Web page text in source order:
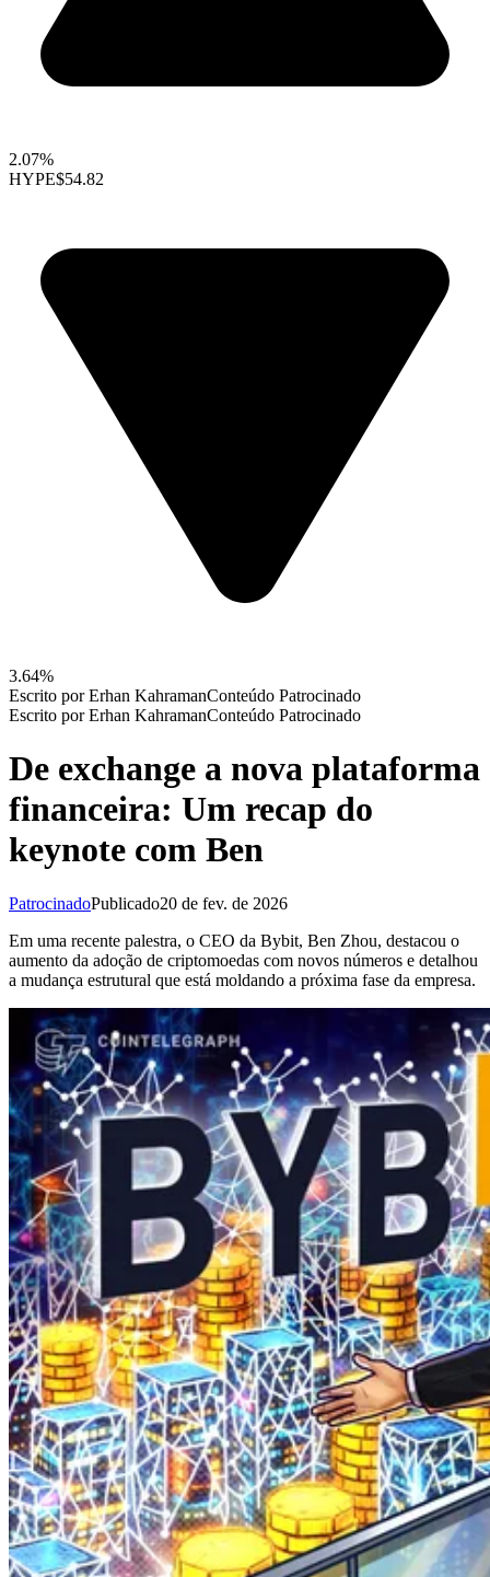
2.07%
HYPE$54.82
3.64%
Escrito porErhan KahramanConteúdo Patrocinado
Escrito porErhan KahramanConteúdo Patrocinado
De exchange a nova plataforma
financeira: Um recap do
keynote com Ben
PatrocinadoPublicado20 de fev. de 2026
Em uma recente palestra, o CEO da Bybit, Ben Zhou, destacou o
aumento da adoção de criptomoedas com novos números e detalhou
a mudança estrutural que está moldando a próxima fase da empresa.